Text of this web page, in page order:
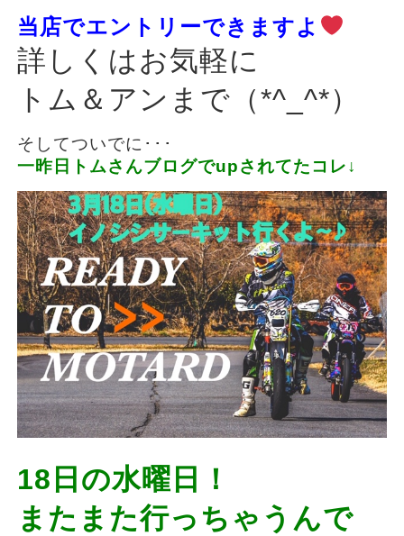
当店でエントリーできますよ
詳しくはお気軽に
トム＆アンまで（*^_^*）
そしてついでに･･･
一昨日トムさんブログでupされてたコレ↓
18日の水曜日！
またまた行っちゃうんで